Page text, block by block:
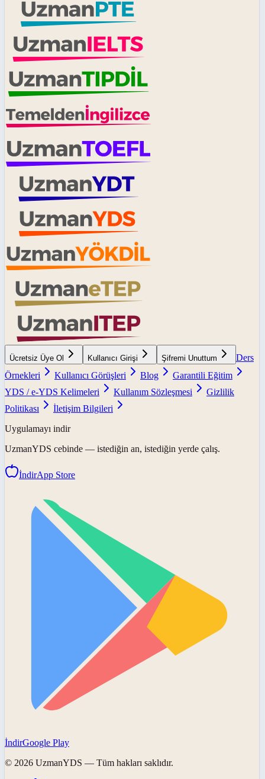
Ücretsiz Üye Ol Kullanıcı Girişi Şifremi Unuttum
Ders
Örnekleri
Kullanıcı Görüşleri Blog
Garantili Eğitim
YDS / e-YDS Kelimeleri
Kullanım Sözleşmesi
Gizlilik
Politikası
İletişim Bilgileri
Uygulamayı indir
UzmanYDS cebinde — istediğin an, istediğin yerde çalış.
İndirApp Store
İndirGoogle Play
© 2026 UzmanYDS — Tüm hakları saklıdır.